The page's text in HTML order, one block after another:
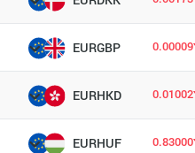
EURGBP 0.00009
EURHKD 0.01002
EURHUF 0.83000